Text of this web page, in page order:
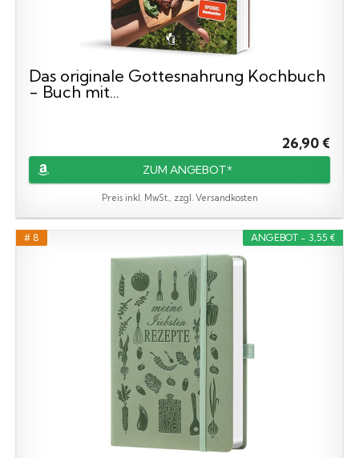
Das originale Gottesnahrung Kochbuch
- Buch mit...
26,90 €
ZUM ANGEBOT*
Preis inkl. MwSt., zzgl. Versandkosten
ANGEBOT - 3,55 €
# 8